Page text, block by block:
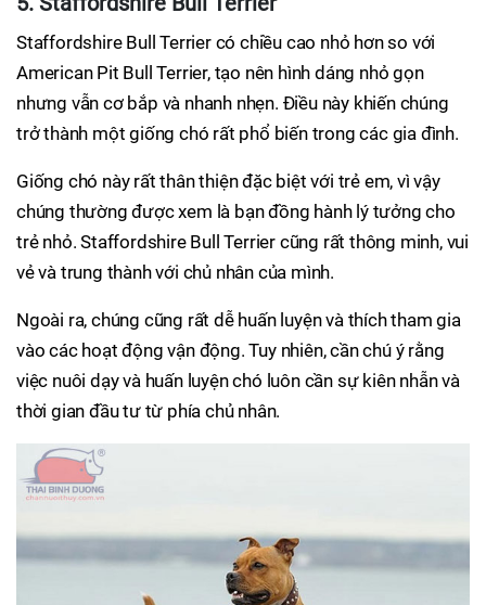
Staffordshire Bull Terrier có chiều cao nhỏ hơn so với
American Pit Bull Terrier, tạo nên hình dáng nhỏ gọn
nhưng vẫn cơ bắp và nhanh nhẹn. Điều này khiến chúng
trở thành một giống chó rất phổ biến trong các gia đình.
Giống chó này rất thân thiện đặc biệt với trẻ em, vì vậy
chúng thường được xem là bạn đồng hành lý tưởng cho
trẻ nhỏ. Staffordshire Bull Terrier cũng rất thông minh, vui
vẻ và trung thành với chủ nhân của mình.
Ngoài ra, chúng cũng rất dễ huấn luyện và thích tham gia
vào các hoạt động vận động. Tuy nhiên, cần chú ý rằng
việc nuôi dạy và huấn luyện chó luôn cần sự kiên nhẫn và
thời gian đầu tư từ phía chủ nhân.